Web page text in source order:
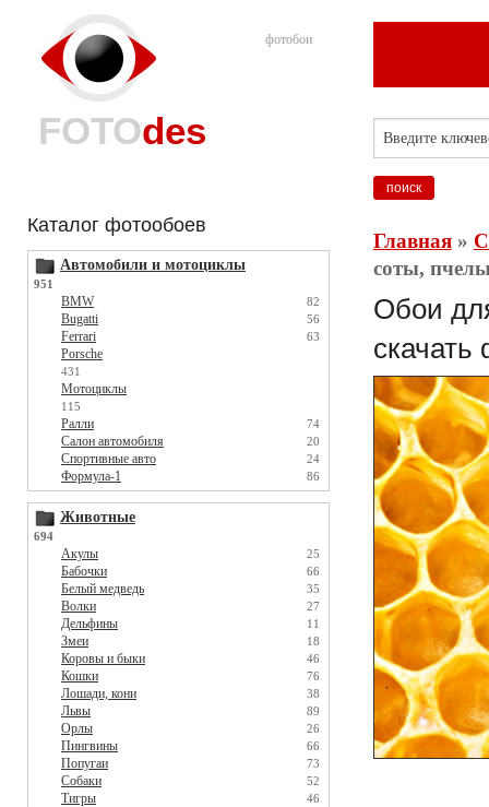
фотобои
FOTOdes
Каталог фотообоев
Автомобили и мотоциклы
951
BMW 82
Bugatti 56
Ferrari 63
Porsche
431
Мотоциклы
115
Ралли 74
Салон автомобиля 20
Спортивные авто 24
Формула-1 86
Животные
694
Акулы 25
Бабочки 66
Белый медведь 35
Волки 27
Дельфины 11
Змеи 18
Коровы и быки 46
Кошки 76
Лошади, кони 38
Львы 89
Орлы 26
Пингвины 66
Попугаи 73
Собаки 52
Тигры 46
Главная»
соты,
Обои
скачать